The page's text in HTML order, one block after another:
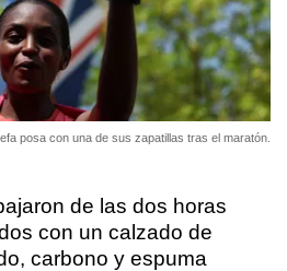
posa con una de sus zapatillas tras el maratón.
de las dos horas
con un calzado de
carbono y espuma